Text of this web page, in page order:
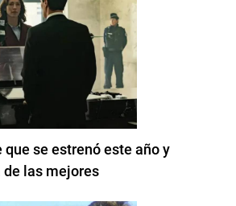
que se estrenó este año y
de las mejores